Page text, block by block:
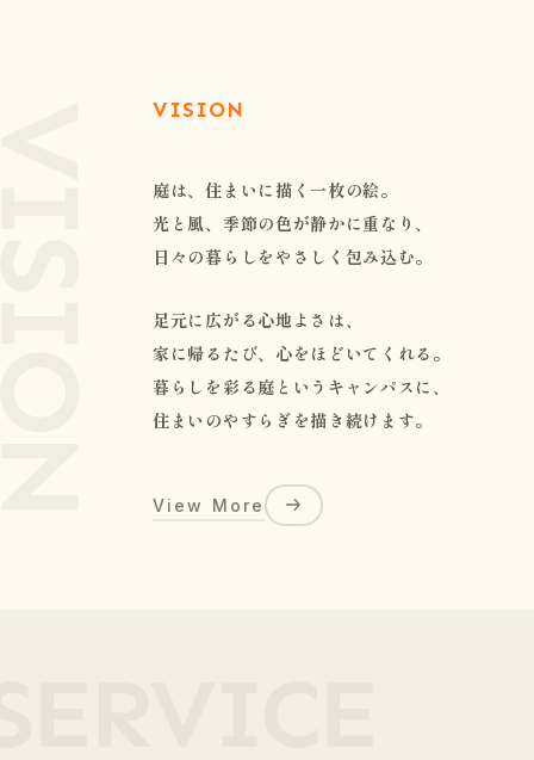
VISION
庭は、住まいに描く一枚の絵。
光と風、季節の色が静かに重なり、
日々の暮らしをやさしく包み込む。
足元に広がる心地よさは、
家に帰るたび、心をほどいてくれる。
暮らしを彩る庭というキャンパスに、
住まいのやすらぎを描き続けます。
View More